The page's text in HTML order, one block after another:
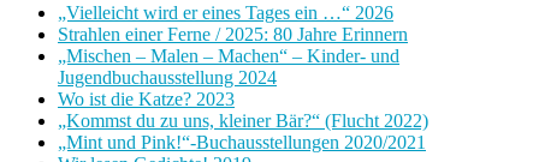
„Vielleicht wird er eines Tages ein …“ 2026
Strahlen einer Ferne / 2025: 80 Jahre Erinnern
„Mischen – Malen – Machen“ – Kinder- und
Jugendbuchausstellung 2024
Wo ist die Katze? 2023
„Kommst du zu uns, kleiner Bär?“ (Flucht 2022)
„Mint und Pink!“-Buchausstellungen 2020/2021